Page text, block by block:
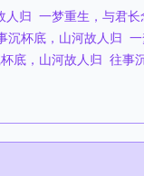
人归 一梦重生，与君长
沉杯底，山河故人归
底，山河故人归 往事